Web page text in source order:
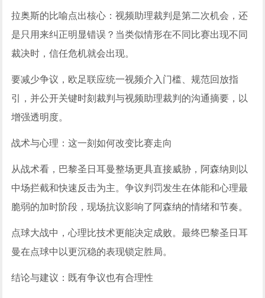
拉奥斯的比喻点出核心：视频助理裁判是第二次机会，还
是只用来纠正明显错误？当类似情形在不同比赛出现不同
裁决时，信任危机就会出现。
要减少争议，欧足联应统一视频介入门槛、规范回放指
引，并公开关键时刻裁判与视频助理裁判的沟通摘要，以
增强透明度。
战术与心理：这一刻如何改变比赛走向
从战术看，巴黎圣日耳曼整场更具直接威胁，阿森纳则以
中场拦截和快速反击为主。争议判罚发生在体能和心理最
脆弱的加时阶段，现场抗议影响了阿森纳的情绪和节奏。
点球大战中，心理比技术更能决定成败。最终巴黎圣日耳
曼在点球中以更沉稳的表现锁定胜局。
结论与建议：既有争议也有合理性